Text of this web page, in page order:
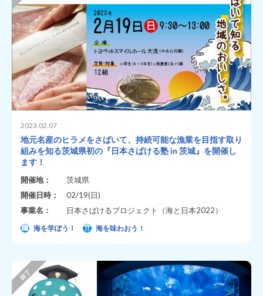
2023.02.07
地元名産のヒラメをさばいて、持続可能な漁業を目指す取り
組みを知る茨城県初の『日本さばける塾 in 茨城』を開催し
ます！
開催地：
茨城県
開催日時：
02/19(日)
事業名：
日本さばけるプロジェクト（海と日本2022）
海を学ぼう！ 海を味わおう！